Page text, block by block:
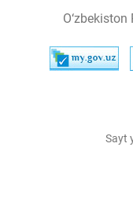
Sayt